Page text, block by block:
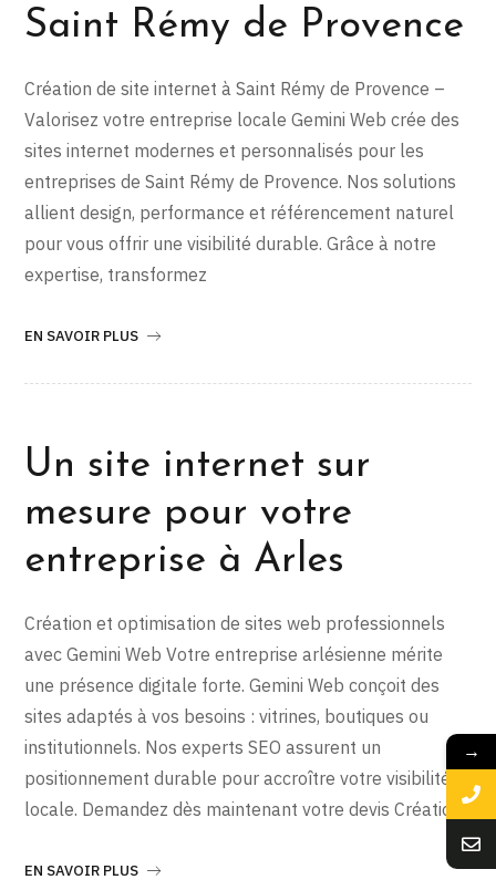
Saint Rémy de Provence
Création de site internet à Saint Rémy de Provence –
Valorisez votre entreprise locale Gemini Web crée des
sites internet modernes et personnalisés pour les
entreprises de Saint Rémy de Provence. Nos solutions
allient design, performance et référencement naturel
pour vous offrir une visibilité durable. Grâce à notre
expertise, transformez
EN SAVOIR PLUS
Un site internet sur
mesure pour votre
entreprise à Arles
Création et optimisation de sites web professionnels
avec Gemini Web Votre entreprise arlésienne mérite
une présence digitale forte. Gemini Web conçoit des
sites adaptés à vos besoins : vitrines, boutiques ou
institutionnels. Nos experts SEO assurent un
positionnement durable pour accroître votre visibilité
locale. Demandez dès maintenant votre devis Création
EN SAVOIR PLUS
→